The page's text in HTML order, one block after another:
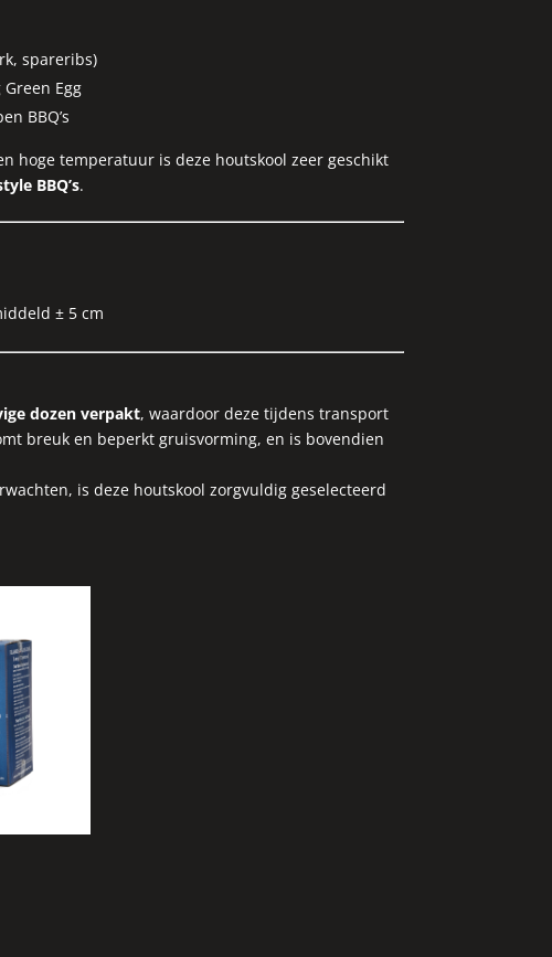
spareribs)
Green Egg
BBQ’s
hoge temperatuur is deze houtskool zeer geschikt
BBQ’s.
± 5 cm
dozen verpakt, waardoor deze tijdens transport
breuk en beperkt gruisvorming, en is bovendien
is deze houtskool zorgvuldig geselecteerd